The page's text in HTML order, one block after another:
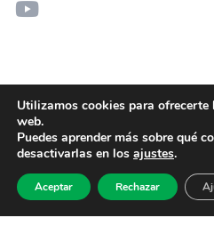
Utilizamos cookies para ofrecerte
web.
Puedes aprender más sobre qué
desactivarlas en los ajustes.
Aceptar Rechazar